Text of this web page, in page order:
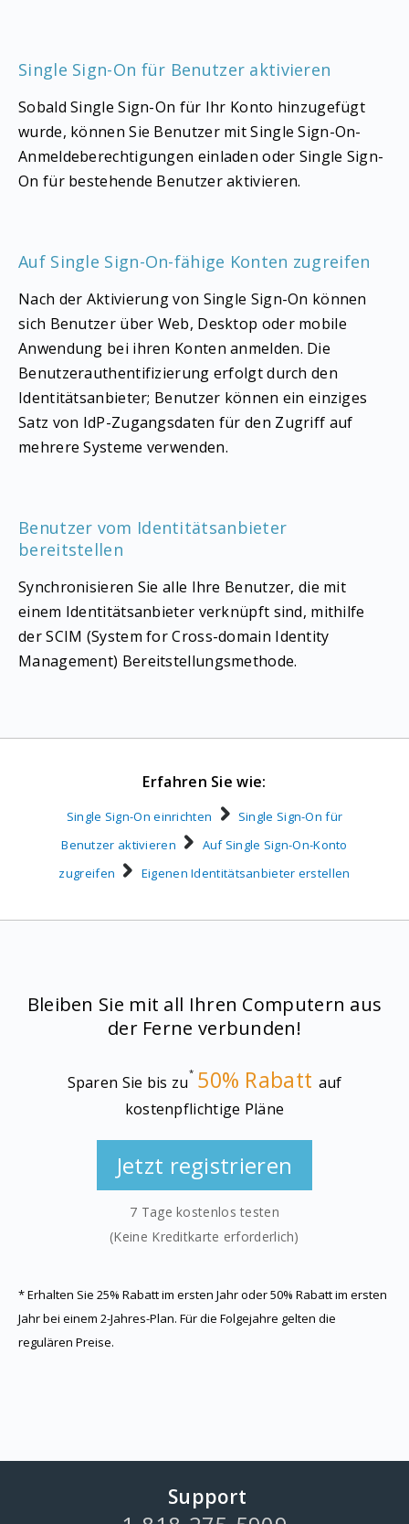
Single Sign-On für Benutzer aktivieren
Sobald Single Sign-On für Ihr Konto hinzugefügt
wurde, können Sie Benutzer mit Single Sign-On-
Anmeldeberechtigungen einladen oder Single Sign-
On für bestehende Benutzer aktivieren.
Auf Single Sign-On-fähige Konten zugreifen
Nach der Aktivierung von Single Sign-On können
sich Benutzer über Web, Desktop oder mobile
Anwendung bei ihren Konten anmelden. Die
Benutzerauthentifizierung erfolgt durch den
Identitätsanbieter; Benutzer können ein einziges
Satz von IdP-Zugangsdaten für den Zugriff auf
mehrere Systeme verwenden.
Benutzer vom Identitätsanbieter
bereitstellen
Synchronisieren Sie alle Ihre Benutzer, die mit
einem Identitätsanbieter verknüpft sind, mithilfe
der SCIM (System for Cross-domain Identity
Management) Bereitstellungsmethode.
Erfahren Sie wie:
Single Sign-On einrichten
Single Sign-On für
Benutzer aktivieren
Auf Single Sign-On-Konto
zugreifen
Eigenen Identitätsanbieter erstellen
Bleiben Sie mit all Ihren Computern aus
der Ferne verbunden!
Sparen Sie bis zu* 50% Rabatt auf
kostenpflichtige Pläne
Jetzt registrieren
7 Tage kostenlos testen
(Keine Kreditkarte erforderlich)
*Erhalten Sie 25% Rabatt im ersten Jahr oder 50% Rabatt im ersten
Jahr bei einem 2-Jahres-Plan. Für die Folgejahre gelten die
regulären Preise.
Support